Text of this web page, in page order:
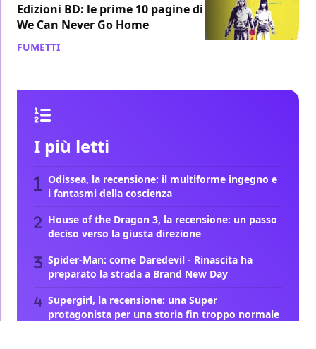
Edizioni BD: le prime 10 pagine di
We Can Never Go Home
FUMETTI
I più letti
Odissea, la recensione: il multiforme ingegno e
i fantasmi della coscienza
House of the Dragon 3, la recensione: un passo
deciso verso la giusta direzione
Spider-Man: come Daredevil - Rinascita ha
preparato la strada a Brand New Day
Supergirl, la recensione: una Super
protagonista per una storia fin troppo normale